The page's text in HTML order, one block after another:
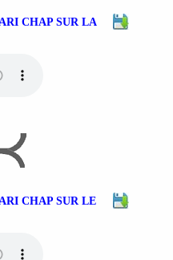
CHAP SUR LA
CHAP SUR LE